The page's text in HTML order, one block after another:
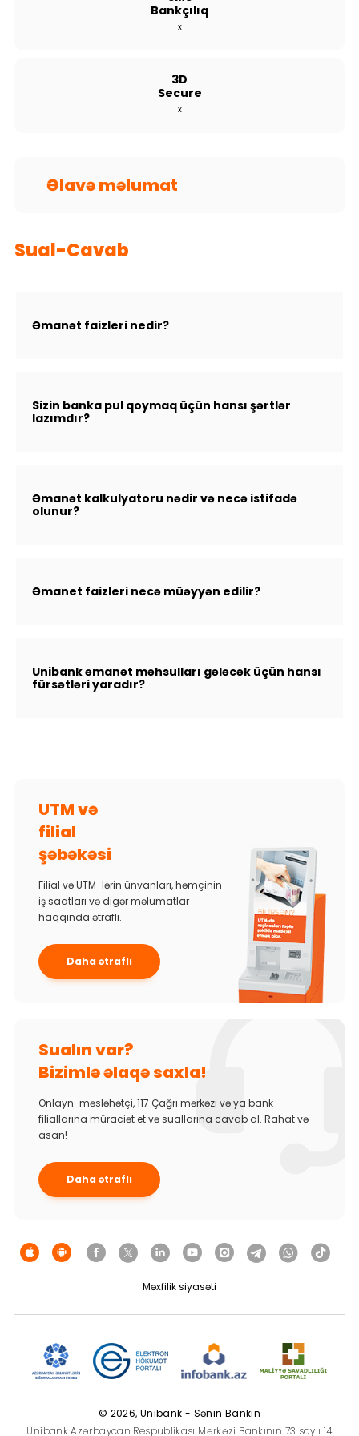
Dayanıqlılıq
Tariflər
Əlaqə və təkliflər
Bankçılıq
x
3D
Secure
x
Əlavə məlumat
Sual-Cavab
Əmanət faizleri nedir?
Sizin banka pul qoymaq üçün hansı şərtlər
lazımdır?
Əmanət kalkulyatoru nədir və necə istifadə
olunur?
Əmanet faizleri necə müəyyən edilir?
Unibank əmanət məhsulları gələcək üçün hansı
fürsətləri yaradır?
UTM və
filial
şəbəkəsi
Filial və UTM-lərin ünvanları, həmçinin -
iş saatları və digər məlumatlar
haqqında ətraflı.
Daha ətraflı
Sualın var?
Bizimlə əlaqə saxla!
Onlayn-məsləhətçi, 117 Çağrı mərkəzi və ya bank
filiallarına müraciət et və suallarına cavab al. Rahat və
asan!
Daha ətraflı
Məxfilik siyasəti
© 2026, Unibank - Sənin Bankın
Unibank Azərbaycan Respublikası Mərkəzi Bankının 73 saylı 14